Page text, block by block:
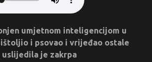
umjetnom inteligencijom u
i psovao i vrijeđao ostale
uslijedila je zakrpa